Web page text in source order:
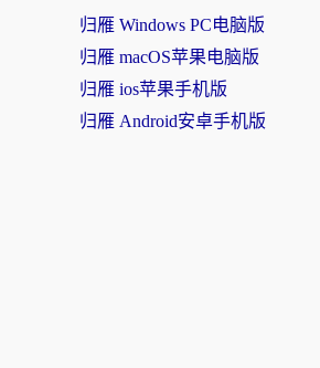
归雁 Windows PC电脑版
归雁 macOS苹果电脑版
归雁 ios苹果手机版
归雁 Android安卓手机版